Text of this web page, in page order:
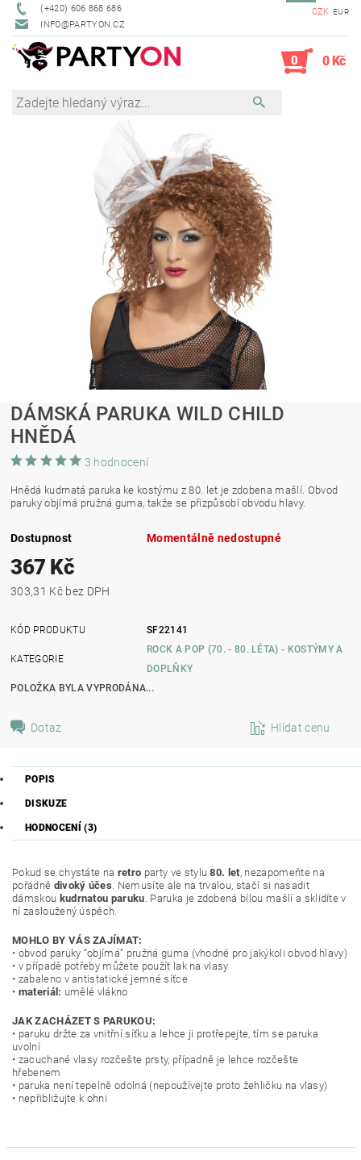
(+420) 606 868 686
INFO@PARTYON.CZ
CZK EUR
0 0 Kč
DÁMSKÁ PARUKA WILD CHILD
HNĚDÁ
3 hodnocení
Hnědá kudrnatá paruka ke kostýmu z 80. let je zdobena mašlí. Obvod
paruky objímá pružná guma, takže se přizpůsobí obvodu hlavy.
Dostupnost Momentálně nedostupné
367 Kč
303,31 Kč bez DPH
KÓD PRODUKTU SF22141
KATEGORIE
ROCK A POP (70. - 80. LÉTA) - KOSTÝMY A
DOPLŇKY
POLOŽKA BYLA VYPRODÁNA...
Dotaz Hlídat cenu
POPIS
DISKUZE
HODNOCENÍ (3)
Pokud se chystáte na retro party ve stylu80. let, nezapomeňte na
pořádně divoký účes. Nemusíte ale na trvalou, stačí si nasadit
dámskou kudrnatou paruku. Paruka je zdobená bílou mašlí a sklidíte v
ní zasloužený úspěch.
MOHLO BY VÁS ZAJÍMAT:
• obvod paruky “objímá” pružná guma (vhodné pro jakýkoli obvod hlavy)
• v případě potřeby můžete použít lak na vlasy
• zabaleno v antistatické jemné síťce
• materiál: umělé vlákno
JAK ZACHÁZET S PARUKOU:
• paruku držte za vnitřní síťku a lehce ji protřepejte, tím se paruka
uvolní
• zacuchané vlasy rozčešte prsty, případně je lehce rozčešte
hřebenem
• paruka není tepelně odolná (nepoužívejte proto žehličku na vlasy)
• nepřibližujte k ohni